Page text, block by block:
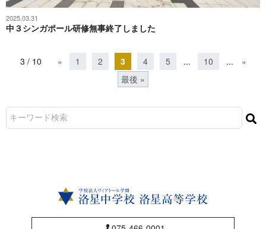
2025.03.31
中３シンガポール研修無事終了しました
3 / 10 « 1 2 3 4 5 ... 10 ...
»
最後 »